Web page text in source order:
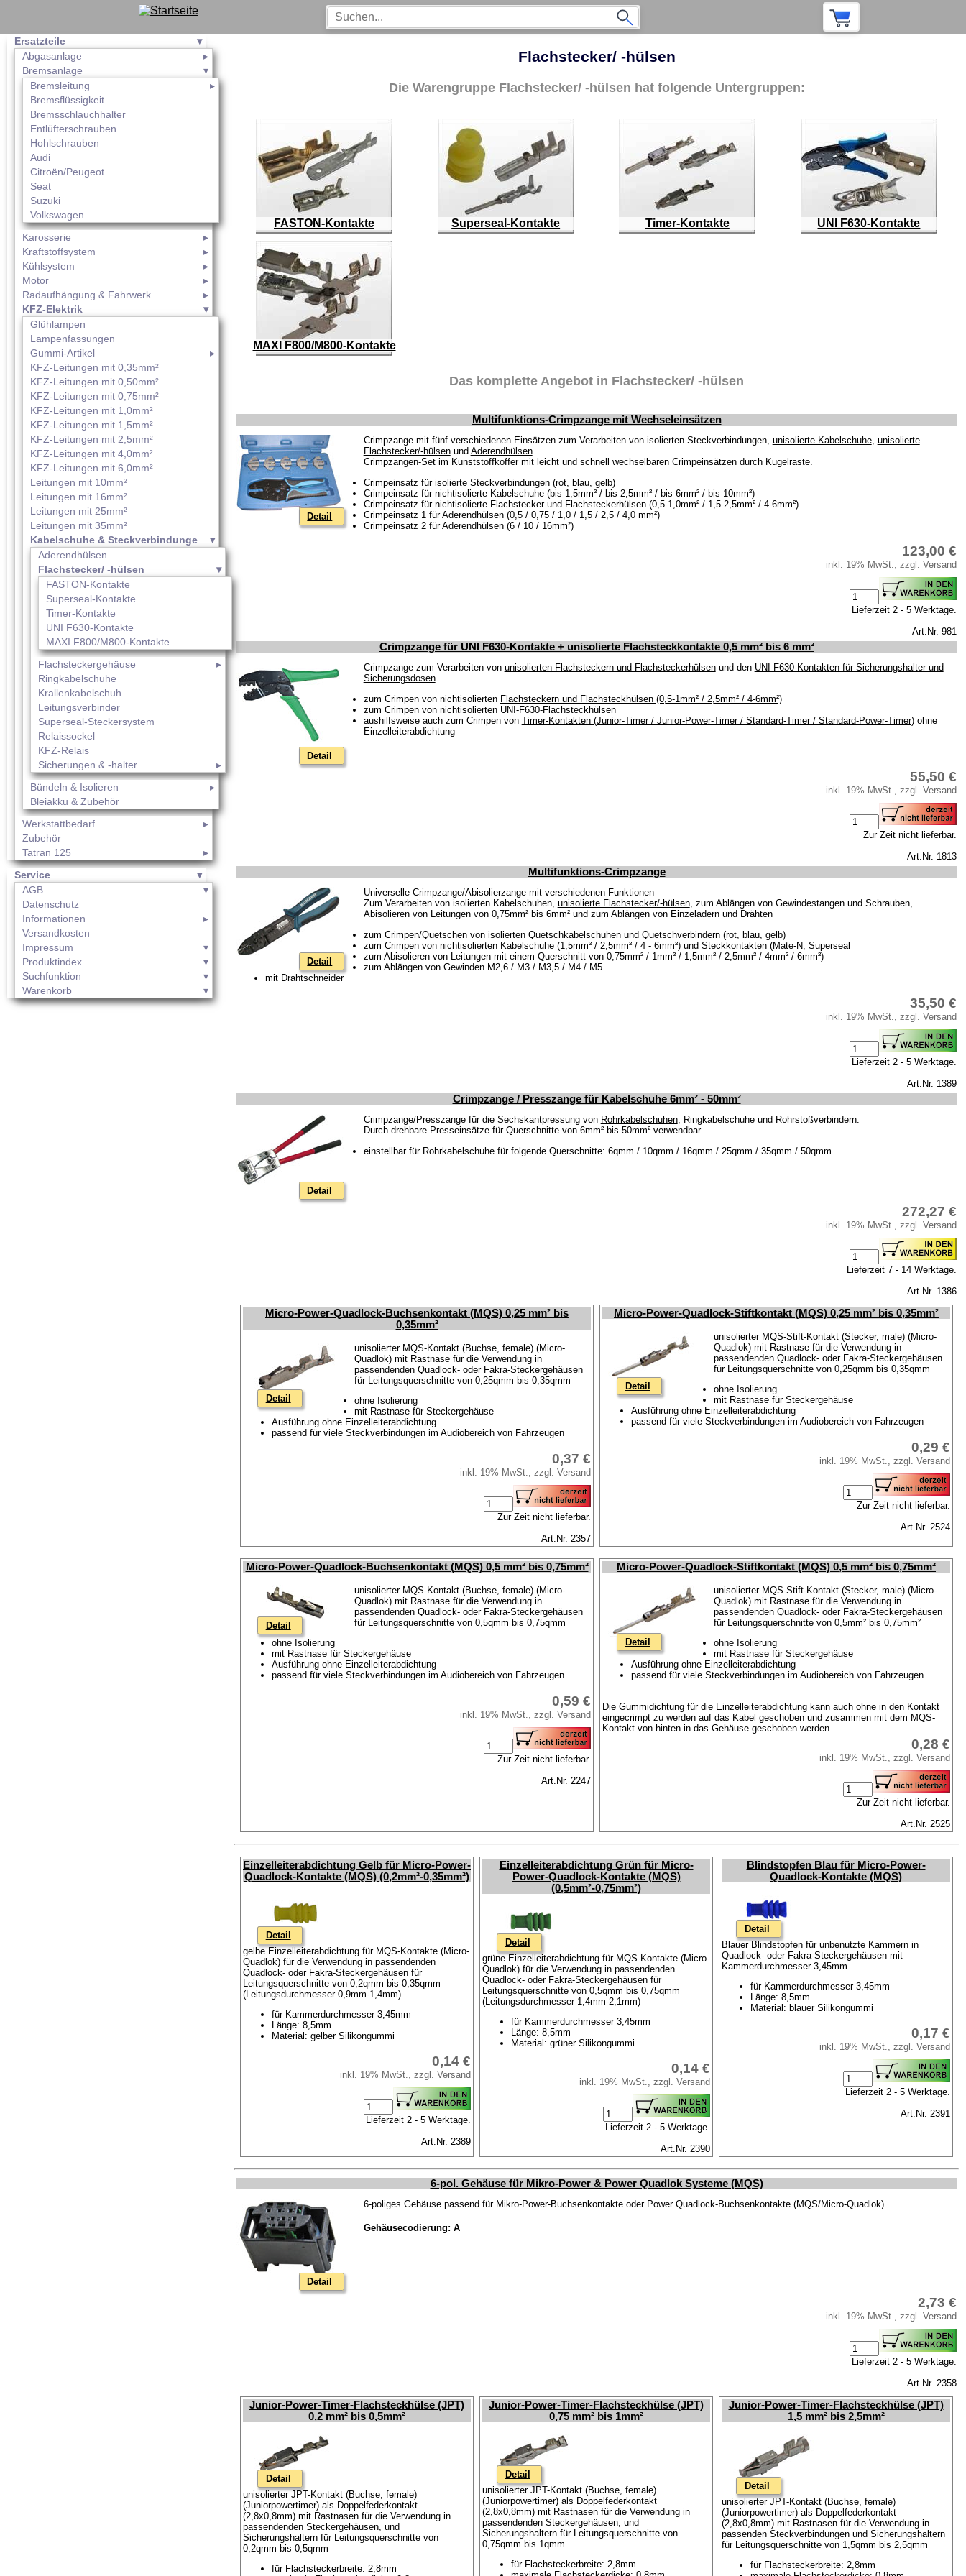
Ersatzteile
Abgasanlage
Bremsanlage
Bremsleitung
Bremsflüssigkeit
Bremsschlauchhalter
Entlüfterschrauben
Hohlschrauben
Audi
Citroën/Peugeot
Seat
Suzuki
Volkswagen
Karosserie
Kraftstoffsystem
Kühlsystem
Motor
Radaufhängung & Fahrwerk
KFZ-Elektrik
Glühlampen
Lampenfassungen
Gummi-Artikel
KFZ-Leitungen mit 0,35mm²
KFZ-Leitungen mit 0,50mm²
KFZ-Leitungen mit 0,75mm²
KFZ-Leitungen mit 1,0mm²
KFZ-Leitungen mit 1,5mm²
KFZ-Leitungen mit 2,5mm²
KFZ-Leitungen mit 4,0mm²
KFZ-Leitungen mit 6,0mm²
Leitungen mit 10mm²
Leitungen mit 16mm²
Leitungen mit 25mm²
Leitungen mit 35mm²
Kabelschuhe & Steckverbindunge
Aderendhülsen
Flachstecker/ -hülsen
FASTON-Kontakte
Superseal-Kontakte
Timer-Kontakte
UNI F630-Kontakte
MAXI F800/M800-Kontakte
Flachsteckergehäuse
Ringkabelschuhe
Krallenkabelschuh
Leitungsverbinder
Superseal-Steckersystem
Relaissockel
KFZ-Relais
Sicherungen & -halter
Bündeln & Isolieren
Bleiakku & Zubehör
Werkstattbedarf
Zubehör
Tatran 125
Service
AGB
Datenschutz
Informationen
Versandkosten
Impressum
Produktindex
Suchfunktion
Warenkorb
Flachstecker/ -hülsen
Die Warengruppe Flachstecker/ -hülsen hat folgende Untergruppen:
FASTON-Kontakte Superseal-Kontakte Timer-Kontakte UNI F630-Kontakte
MAXI F800/M800-Kontakte
Das komplette Angebot in Flachstecker/ -hülsen
Multifunktions-Crimpzange mit Wechseleinsätzen
Detail
Crimpzange mit fünf verschiedenen Einsätzen zum Verarbeiten von isolierten Steckverbindungen, unisolierte Kabelschuhe, unisolierte
Flachstecker/-hülsenund Aderendhülsen
Crimpzangen-Set im Kunststoffkoffer mit leicht und schnell wechselbaren Crimpeinsätzen durch Kugelraste.
Crimpeinsatz für isolierte Steckverbindungen (rot, blau, gelb)
Crimpeinsatz für nichtisolierte Kabelschuhe (bis 1,5mm² / bis 2,5mm² / bis 6mm² / bis 10mm²)
Crimpeinsatz für nichtisolierte Flachstecker und Flachsteckerhülsen (0,5-1,0mm² / 1,5-2,5mm² / 4-6mm²)
Crimpeinsatz 1 für Aderendhülsen (0,5 / 0,75 / 1,0 / 1,5 / 2,5 / 4,0 mm²)
Crimpeinsatz 2 für Aderendhülsen (6 / 10 / 16mm²)
123,00 €
inkl. 19% MwSt., zzgl. Versand
Lieferzeit 2 - 5 Werktage.
Art.Nr. 981
Crimpzange für UNI F630-Kontakte + unisolierte Flachsteckkontakte 0,5 mm² bis 6 mm²
Detail
Crimpzange zum Verarbeiten von unisolierten Flachsteckern und Flachsteckerhülsenund den UNI F630-Kontakten für Sicherungshalter und
Sicherungsdosen
zum Crimpen von nichtisolierten Flachsteckern und Flachsteckhülsen (0,5-1mm² / 2,5mm² / 4-6mm²)
zum Crimpen von nichtisolierten UNI-F630-Flachsteckhülsen
aushilfsweise auch zum Crimpen von Timer-Kontakten (Junior-Timer / Junior-Power-Timer / Standard-Timer / Standard-Power-Timer)ohne
Einzelleiterabdichtung
55,50 €
inkl. 19% MwSt., zzgl. Versand
Zur Zeit nicht lieferbar.
Art.Nr. 1813
Multifunktions-Crimpzange
Detail
Universelle Crimpzange/Abisolierzange mit verschiedenen Funktionen
Zum Verarbeiten von isolierten Kabelschuhen, unisolierte Flachstecker/-hülsen, zum Ablängen von Gewindestangen und Schrauben,
Abisolieren von Leitungen von 0,75mm² bis 6mm² und zum Ablängen von Einzeladern und Drähten
zum Crimpen/Quetschen von isolierten Quetschkabelschuhen und Quetschverbindern (rot, blau, gelb)
zum Crimpen von nichtisolierten Kabelschuhe (1,5mm² / 2,5mm² / 4 - 6mm²) und Steckkontakten (Mate-N, Superseal
zum Abisolieren von Leitungen mit einem Querschnitt von 0,75mm² / 1mm² / 1,5mm² / 2,5mm² / 4mm² / 6mm²)
zum Ablängen von Gewinden M2,6 / M3 / M3,5 / M4 / M5
mit Drahtschneider
35,50 €
inkl. 19% MwSt., zzgl. Versand
Lieferzeit 2 - 5 Werktage.
Art.Nr. 1389
Crimpzange / Presszange für Kabelschuhe 6mm² - 50mm²
Detail
Crimpzange/Presszange für die Sechskantpressung von Rohrkabelschuhen, Ringkabelschuhe und Rohrstoßverbindern.
Durch drehbare Presseinsätze für Querschnitte von 6mm² bis 50mm² verwendbar.
einstellbar für Rohrkabelschuhe für folgende Querschnitte: 6qmm / 10qmm / 16qmm / 25qmm / 35qmm / 50qmm
272,27 €
inkl. 19% MwSt., zzgl. Versand
Lieferzeit 7 - 14 Werktage.
Art.Nr. 1386
Micro-Power-Quadlock-Buchsenkontakt (MQS) 0,25 mm² bis
0,35mm²
Detail
unisolierter MQS-Kontakt (Buchse, female) (Micro-
Quadlok) mit Rastnase für die Verwendung in
passendenden Quadlock- oder Fakra-Steckergehäusen
für Leitungsquerschnitte von 0,25qmm bis 0,35qmm
ohne Isolierung
mit Rastnase für Steckergehäuse
Ausführung ohne Einzelleiterabdichtung
passend für viele Steckverbindungen im Audiobereich von Fahrzeugen
0,37 €
inkl. 19% MwSt., zzgl. Versand
Zur Zeit nicht lieferbar.
Art.Nr. 2357
Micro-Power-Quadlock-Stiftkontakt (MQS) 0,25 mm² bis 0,35mm²
Detail
unisolierter MQS-Stift-Kontakt (Stecker, male) (Micro-
Quadlok) mit Rastnase für die Verwendung in
passendenden Quadlock- oder Fakra-Steckergehäusen
für Leitungsquerschnitte von 0,25qmm bis 0,35qmm
ohne Isolierung
mit Rastnase für Steckergehäuse
Ausführung ohne Einzelleiterabdichtung
passend für viele Steckverbindungen im Audiobereich von Fahrzeugen
0,29 €
inkl. 19% MwSt., zzgl. Versand
Zur Zeit nicht lieferbar.
Art.Nr. 2524
Micro-Power-Quadlock-Buchsenkontakt (MQS) 0,5 mm² bis 0,75mm²
Detail
unisolierter MQS-Kontakt (Buchse, female) (Micro-
Quadlok) mit Rastnase für die Verwendung in
passendenden Quadlock- oder Fakra-Steckergehäusen
für Leitungsquerschnitte von 0,5qmm bis 0,75qmm
ohne Isolierung
mit Rastnase für Steckergehäuse
Ausführung ohne Einzelleiterabdichtung
passend für viele Steckverbindungen im Audiobereich von Fahrzeugen
0,59 €
inkl. 19% MwSt., zzgl. Versand
Zur Zeit nicht lieferbar.
Art.Nr. 2247
Micro-Power-Quadlock-Stiftkontakt (MQS) 0,5 mm² bis 0,75mm²
Detail
unisolierter MQS-Stift-Kontakt (Stecker, male) (Micro-
Quadlok) mit Rastnase für die Verwendung in
passendenden Quadlock- oder Fakra-Steckergehäusen
für Leitungsquerschnitte von 0,5mm² bis 0,75mm²
ohne Isolierung
mit Rastnase für Steckergehäuse
Ausführung ohne Einzelleiterabdichtung
passend für viele Steckverbindungen im Audiobereich von Fahrzeugen
Die Gummidichtung für die Einzelleiterabdichtung kann auch ohne in den Kontakt
eingecrimpt zu werden auf das Kabel geschoben und zusammen mit dem MQS-
Kontakt von hinten in das Gehäuse geschoben werden.
0,28 €
inkl. 19% MwSt., zzgl. Versand
Zur Zeit nicht lieferbar.
Art.Nr. 2525
Einzelleiterabdichtung Gelb für Micro-Power-
Quadlock-Kontakte (MQS) (0,2mm²-0,35mm²)
Detail
gelbe Einzelleiterabdichtung für MQS-Kontakte (Micro-
Quadlok) für die Verwendung in passendenden
Quadlock- oder Fakra-Steckergehäusen für
Leitungsquerschnitte von 0,2qmm bis 0,35qmm
(Leitungsdurchmesser 0,9mm-1,4mm)
für Kammerdurchmesser 3,45mm
Länge: 8,5mm
Material: gelber Silikongummi
0,14 €
inkl. 19% MwSt., zzgl. Versand
Lieferzeit 2 - 5 Werktage.
Art.Nr. 2389
Einzelleiterabdichtung Grün für Micro-
Power-Quadlock-Kontakte (MQS)
(0,5mm²-0,75mm²)
Detail
grüne Einzelleiterabdichtung für MQS-Kontakte (Micro-
Quadlok) für die Verwendung in passendenden
Quadlock- oder Fakra-Steckergehäusen für
Leitungsquerschnitte von 0,5qmm bis 0,75qmm
(Leitungsdurchmesser 1,4mm-2,1mm)
für Kammerdurchmesser 3,45mm
Länge: 8,5mm
Material: grüner Silikongummi
0,14 €
inkl. 19% MwSt., zzgl. Versand
Lieferzeit 2 - 5 Werktage.
Art.Nr. 2390
Blindstopfen Blau für Micro-Power-
Quadlock-Kontakte (MQS)
Detail
Blauer Blindstopfen für unbenutzte Kammern in
Quadlock- oder Fakra-Steckergehäusen mit
Kammerdurchmesser 3,45mm
für Kammerdurchmesser 3,45mm
Länge: 8,5mm
Material: blauer Silikongummi
0,17 €
inkl. 19% MwSt., zzgl. Versand
Lieferzeit 2 - 5 Werktage.
Art.Nr. 2391
6-pol. Gehäuse für Mikro-Power & Power Quadlok Systeme (MQS)
Detail
6-poliges Gehäuse passend für Mikro-Power-Buchsenkontakte oder Power Quadlock-Buchsenkontakte (MQS/Micro-Quadlok)
Gehäusecodierung: A
2,73 €
inkl. 19% MwSt., zzgl. Versand
Lieferzeit 2 - 5 Werktage.
Art.Nr. 2358
Junior-Power-Timer-Flachsteckhülse (JPT)
0,2 mm² bis 0,5mm²
Detail
unisolierter JPT-Kontakt (Buchse, female)
(Juniorpowertimer) als Doppelfederkontakt
(2,8x0,8mm) mit Rastnasen für die Verwendung in
passendenden Steckergehäusen, und
Sicherungshaltern für Leitungsquerschnitte von
0,2qmm bis 0,5qmm
für Flachsteckerbreite: 2,8mm
Junior-Power-Timer-Flachsteckhülse (JPT)
0,75 mm² bis 1mm²
Detail
unisolierter JPT-Kontakt (Buchse, female)
(Juniorpowertimer) als Doppelfederkontakt
(2,8x0,8mm) mit Rastnasen für die Verwendung in
passendenden Steckergehäusen, und
Sicherungshaltern für Leitungsquerschnitte von
0,75qmm bis 1qmm
für Flachsteckerbreite: 2,8mm
Junior-Power-Timer-Flachsteckhülse (JPT)
1,5 mm² bis 2,5mm²
Detail
unisolierter JPT-Kontakt (Buchse, female)
(Juniorpowertimer) als Doppelfederkontakt
(2,8x0,8mm) mit Rastnasen für die Verwendung in
passenden Steckverbindungen und Sicherungshaltern
für Leitungsquerschnitte von 1,5qmm bis 2,5qmm
für Flachsteckerbreite: 2,8mm